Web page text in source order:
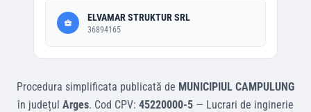
ELVAMAR STRUKTUR SRL
36894165
Procedura simplificata publicată de MUNICIPIUL CAMPULUNG
în județul Arges. Cod CPV: 45220000-5 — Lucrari de inginerie